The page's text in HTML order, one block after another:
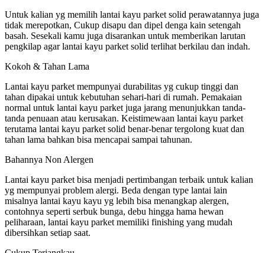
Untuk kalian yg memilih lantai kayu parket solid perawatannya juga
tidak merepotkan, Cukup disapu dan dipel denga kain setengah
basah. Sesekali kamu juga disarankan untuk memberikan larutan
pengkilap agar lantai kayu parket solid terlihat berkilau dan indah.
Kokoh & Tahan Lama
Lantai kayu parket mempunyai durabilitas yg cukup tinggi dan
tahan dipakai untuk kebutuhan sehari-hari di rumah. Pemakaian
normal untuk lantai kayu parket juga jarang menunjukkan tanda-
tanda penuaan atau kerusakan. Keistimewaan lantai kayu parket
terutama lantai kayu parket solid benar-benar tergolong kuat dan
tahan lama bahkan bisa mencapai sampai tahunan.
Bahannya Non Alergen
Lantai kayu parket bisa menjadi pertimbangan terbaik untuk kalian
yg mempunyai problem alergi. Beda dengan type lantai lain
misalnya lantai kayu kayu yg lebih bisa menangkap alergen,
contohnya seperti serbuk bunga, debu hingga hama hewan
peliharaan, lantai kayu parket memiliki finishing yang mudah
dibersihkan setiap saat.